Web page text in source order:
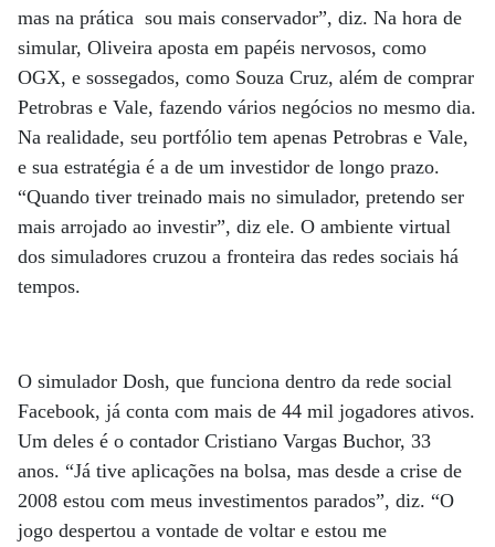
mas na prática sou mais conservador”, diz. Na hora de
simular, Oliveira aposta em papéis nervosos, como
OGX, e sossegados, como Souza Cruz, além de comprar
Petrobras e Vale, fazendo vários negócios no mesmo dia.
Na realidade, seu portfólio tem apenas Petrobras e Vale,
e sua estratégia é a de um investidor de longo prazo.
“Quando tiver treinado mais no simulador, pretendo ser
mais arrojado ao investir”, diz ele. O ambiente virtual
dos simuladores cruzou a fronteira das redes sociais há
tempos.
O simulador Dosh, que funciona dentro da rede social
Facebook, já conta com mais de 44 mil jogadores ativos.
Um deles é o contador Cristiano Vargas Buchor, 33
anos. “Já tive aplicações na bolsa, mas desde a crise de
2008 estou com meus investimentos parados”, diz. “O
jogo despertou a vontade de voltar e estou me